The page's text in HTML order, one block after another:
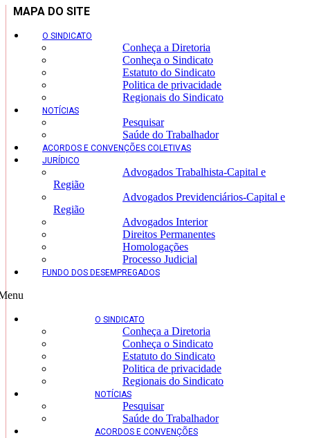
MAPA DO SITE
O SINDICATO
Conheça a Diretoria
Conheça o Sindicato
Estatuto do Sindicato
Politica de privacidade
Regionais do Sindicato
NOTÍCIAS
Pesquisar
Saúde do Trabalhador
ACORDOS E CONVENÇÕES COLETIVAS
JURÍDICO
Advogados Trabalhista-Capital e
Região
Advogados Previdenciários-Capital e
Região
Advogados Interior
Direitos Permanentes
Homologações
Processo Judicial
FUNDO DOS DESEMPREGADOS
O SINDICATO
Conheça a Diretoria
Conheça o Sindicato
Estatuto do Sindicato
Politica de privacidade
Regionais do Sindicato
NOTÍCIAS
Pesquisar
Saúde do Trabalhador
ACORDOS E CONVENÇÕES